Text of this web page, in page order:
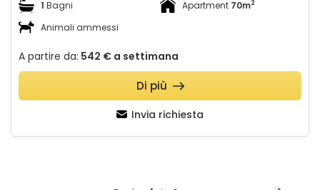
1 Bagni Apartment 70m2
Animali ammessi
A partire da: 542 € a settimana
Invia richiesta
Di più